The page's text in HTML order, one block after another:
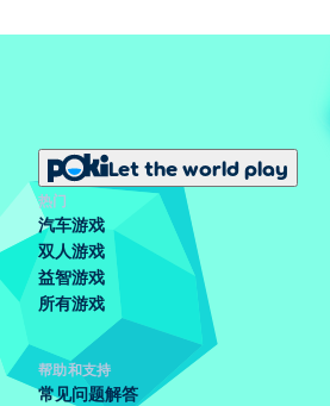
Let the world play
热门
汽车游戏
双人游戏
益智游戏
所有游戏
帮助和支持
常见问题解答